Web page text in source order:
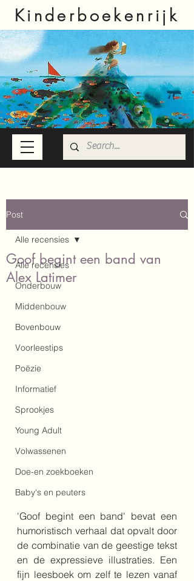
Kinderboekenrijk
Post
Alle recensies
Onderbouw
Middenbouw
Bovenbouw
Voorleestips
Poëzie
Informatief
Sprookjes
Young Adult
Volwassenen
Doe-en zoekboeken
Baby's en peuters
Alle recensies
Goof begint een band van
Alex Latimer
'Goof begint een band' bevat een
humoristisch verhaal dat opvalt door
de combinatie van de geestige tekst
en de expressieve illustraties. Een
fijn leesboek om zelf te lezen vanaf